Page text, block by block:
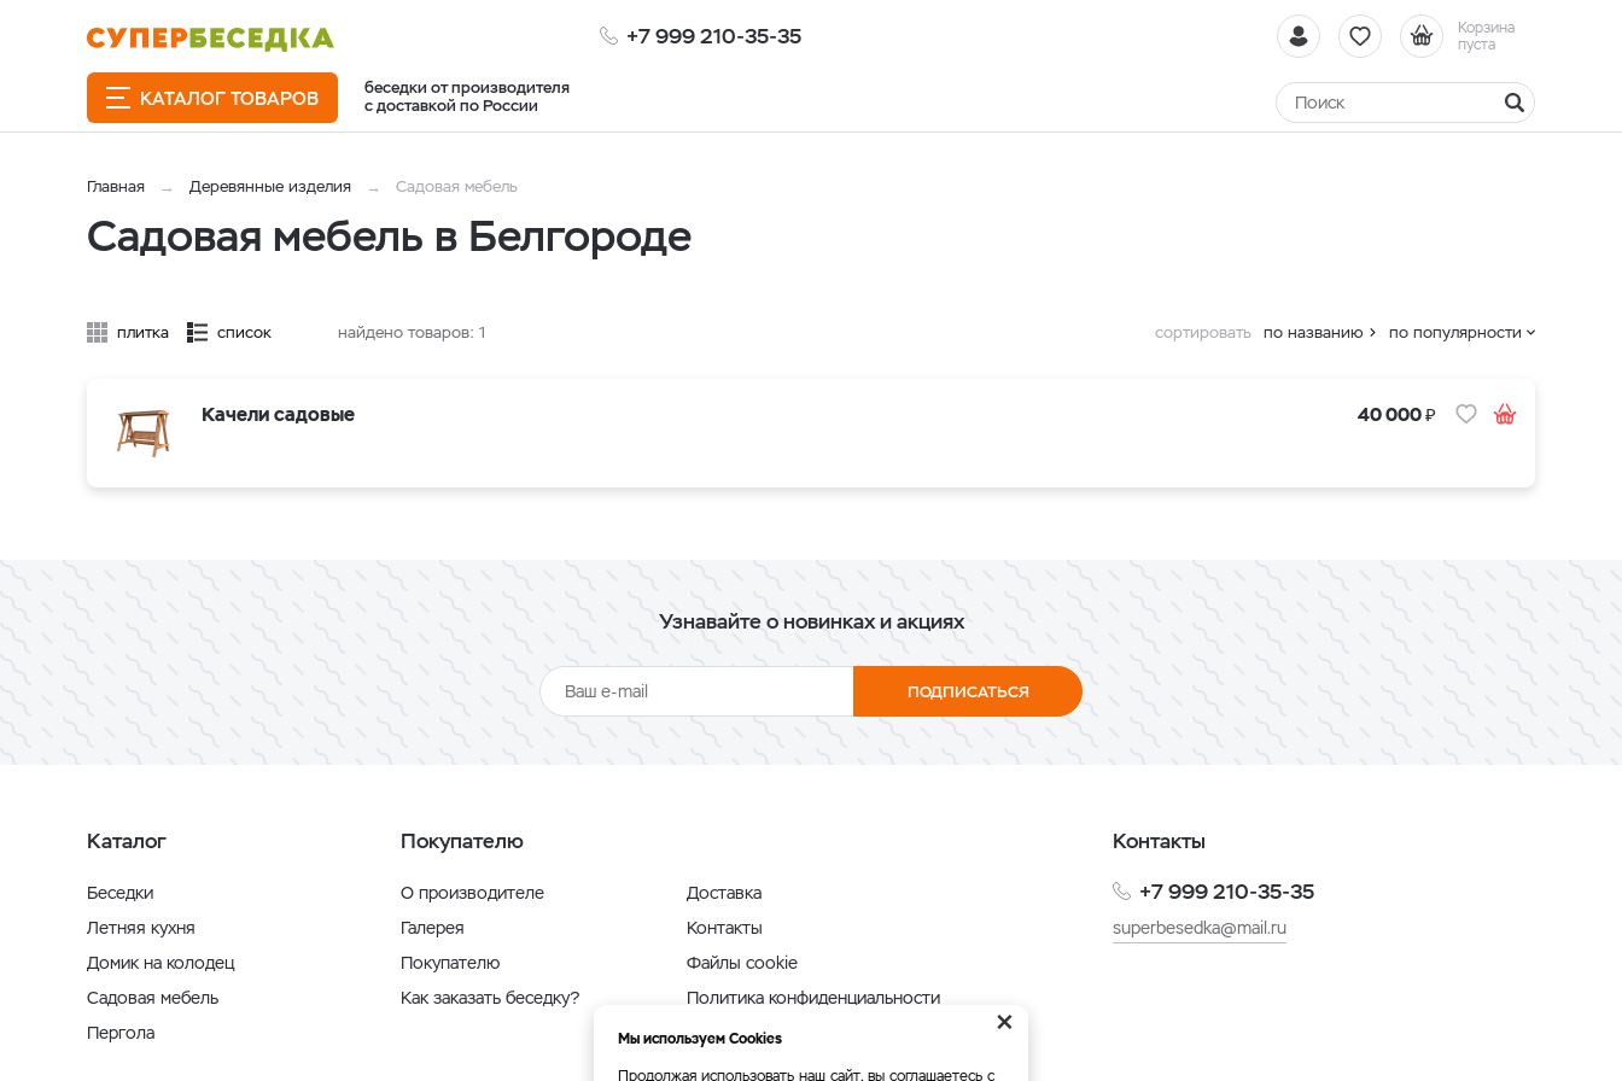
беседки от производителя
с доставкой по России
+7 999 210-35-35
Корзина
пуста
КАТАЛОГ ТОВАРОВ
Главная Деревянные изделия Садовая мебель
Садовая мебель в Белгороде
плитка список найдено товаров: 1 сортировать по названию по популярности
Качели садовые 40 000₽
Узнавайте о новинках и акциях
ПОДПИСАТЬСЯ
Каталог
Беседки
Летняя кухня
Домик на колодец
Садовая мебель
Пергола
Покупателю
О производителе
Галерея
Покупателю
Как заказать беседку?
Доставка
Контакты
Файлы cookie
Политика конфиденциальности
Контакты
+7 999 210-35-35
superbesedka@mail.ru
×
Мы используем Cookies
Продолжая использовать наш сайт, вы соглашаетесь с